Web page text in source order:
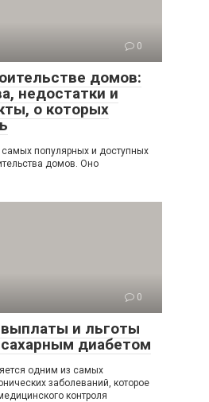
0
домов:
недостатки и
о которых
популярных и доступных
домов. Оно
0
и льготы
диабетом
одним из самых
заболеваний, которое
контроля